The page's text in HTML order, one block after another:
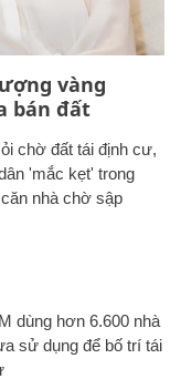
vàng
bán đất
chờ đất tái định cư,
'mắc kẹt' trong
nhà chờ sập
dùng hơn 6.600 nhà
sử dụng để bố trí tái